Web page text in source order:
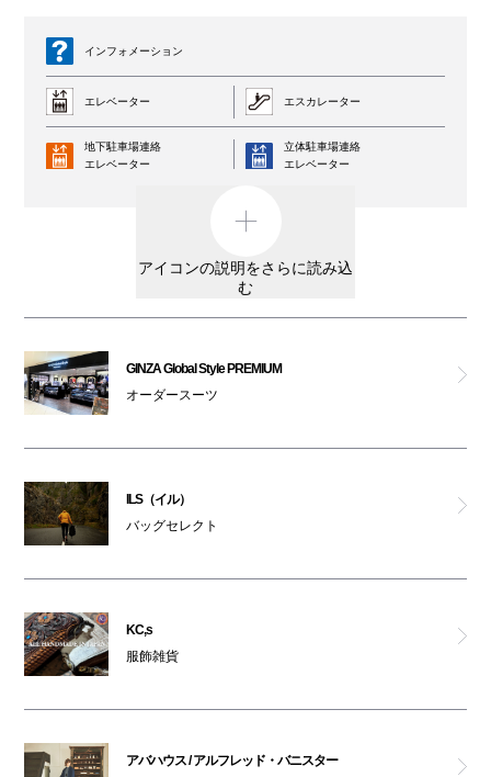
スターレイ
アーケロン
ヒノヤ
ラグタグ
フォルムアイ ジェニュイン
ディーゼル
アヴァランチ ゴールド＆ジュエリー
インフォメーション
エレベーター エスカレーター
地下駐車場連絡
エレベーター
立体駐車場連絡
エレベーター
外貨両替機 男女トイレ
親子トイレ
オムツ交換台
ATM
（パークスガーデン含む）
ペットはキャリーバッグに入れてご入館ください
アイコンの説明をさらに読み込
む
GINZA Global Style PREMIUM
オーダースーツ
ILS（イル）
バッグセレクト
KC,s
服飾雑貨
アバハウス / アルフレッド・バニスター